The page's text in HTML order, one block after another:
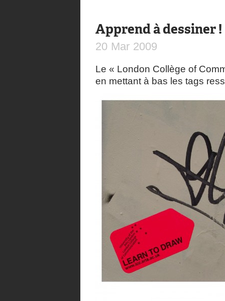
Apprend à dessiner !
20 Mar 2009
Le « London Collège of
en mettant à bas les tags